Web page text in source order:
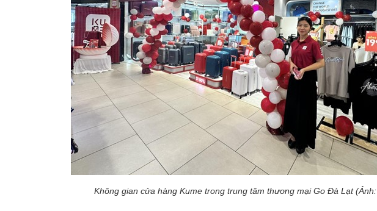
Không gian cửa hàng Kume trong trung tâm thương mại Go Đà Lạt (Ảnh: